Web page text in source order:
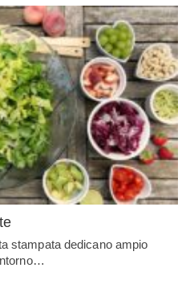
stampata dedicano ampio